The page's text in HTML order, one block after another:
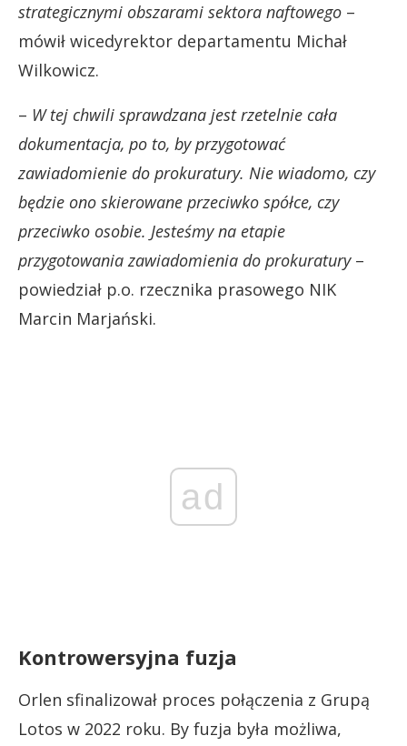
strategicznymi obszarami sektora naftowego –
mówił wicedyrektor departamentu Michał
Wilkowicz.
– W tej chwili sprawdzana jest rzetelnie cała
dokumentacja, po to, by przygotować
zawiadomienie do prokuratury. Nie wiadomo, czy
będzie ono skierowane przeciwko spółce, czy
przeciwko osobie. Jesteśmy na etapie
przygotowania zawiadomienia do prokuratury–
powiedział p.o. rzecznika prasowego NIK
Marcin Marjański.
ad
Kontrowersyjna fuzja
Orlen sfinalizował proces połączenia z Grupą
Lotos w 2022 roku. By fuzja była możliwa,